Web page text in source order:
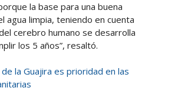
la base para una buena
agua limpia, teniendo en cuenta
cerebro humano se desarrolla
los 5 años”, resaltó.
la Guajira es prioridad en las